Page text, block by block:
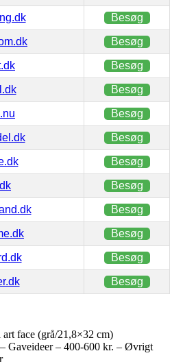
Besøg
Besøg
Besøg
Besøg
Besøg
Besøg
Besøg
Besøg
Besøg
Besøg
Besøg
Besøg
face (grå/21,8×32 cm)
Gaveideer – 400-600 kr. – Øvrigt